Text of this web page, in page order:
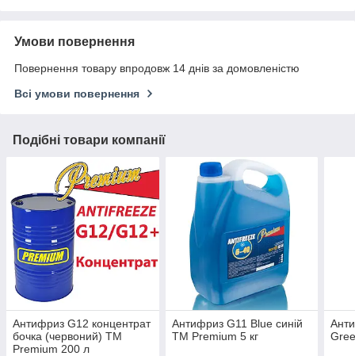
Умови повернення
Повернення товару впродовж 14 днів за домовленістю
Всі умови повернення
Подібні товари компанії
Антифриз G12 концентрат
бочка (червоний) TM
Premium 200 л
Антифриз G11 Blue синій
TM Premium 5 кг